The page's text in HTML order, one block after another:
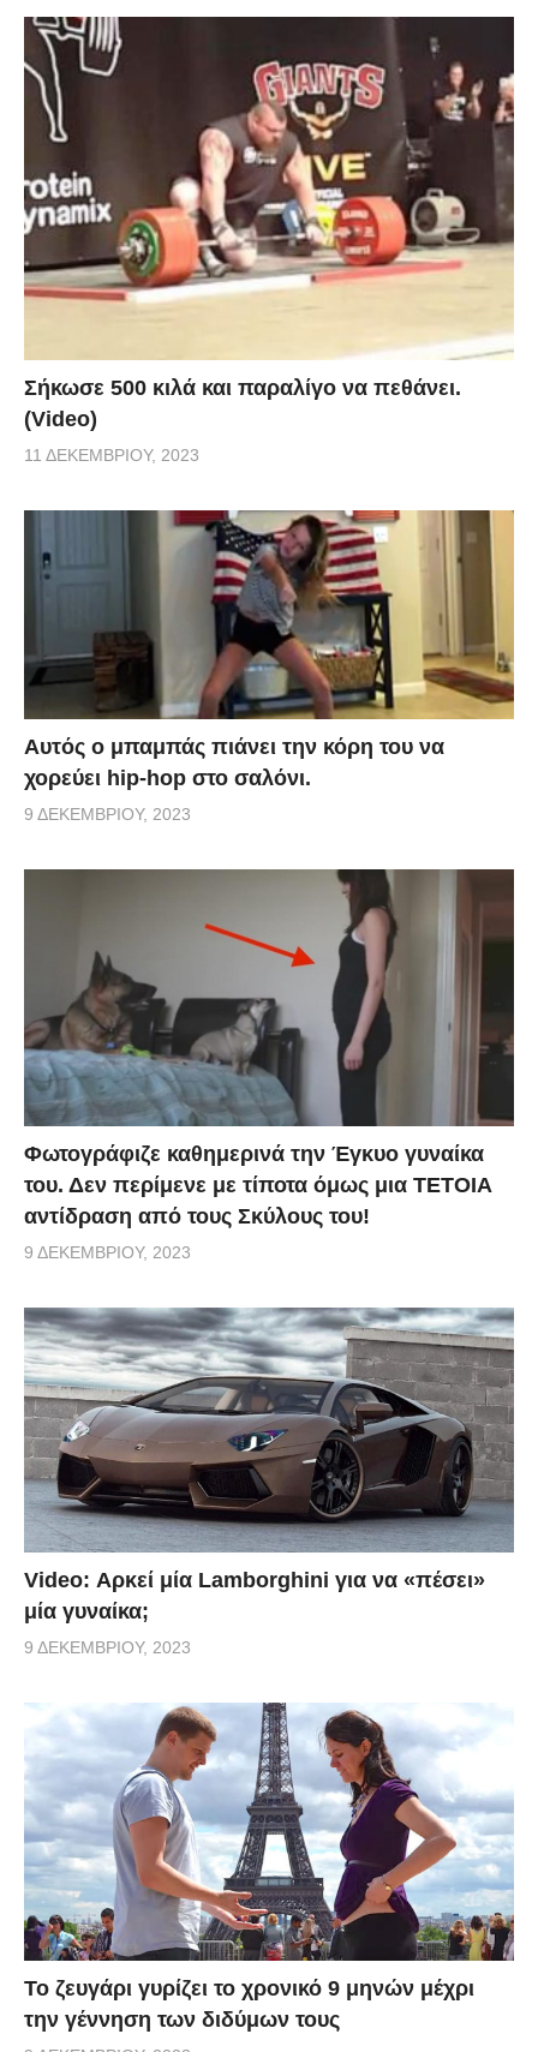
Σήκωσε 500 κιλά και παραλίγο να πεθάνει.
(Video)
11 ΔΕΚΕΜΒΡΊΟΥ, 2023
Αυτός ο μπαμπάς πιάνει την κόρη του να
χορεύει hip-hop στο σαλόνι.
9 ΔΕΚΕΜΒΡΊΟΥ, 2023
Φωτογράφιζε καθημερινά την Έγκυο γυναίκα
του. Δεν περίμενε με τίποτα όμως μια ΤΕΤΟΙΑ
αντίδραση από τους Σκύλους του!
9 ΔΕΚΕΜΒΡΊΟΥ, 2023
Video: Αρκεί μία Lamborghini για να «πέσει»
μία γυναίκα;
9 ΔΕΚΕΜΒΡΊΟΥ, 2023
Το ζευγάρι γυρίζει το χρονικό 9 μηνών μέχρι
την γέννηση των διδύμων τους